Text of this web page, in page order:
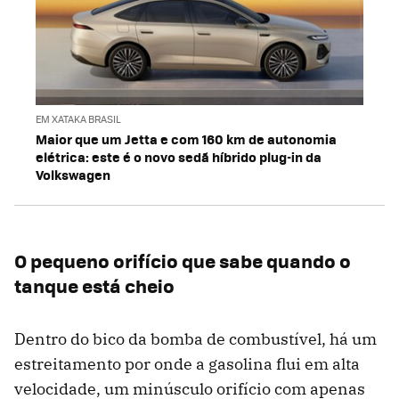
EM XATAKA BRASIL
Maior que um Jetta e com 160 km de autonomia
elétrica: este é o novo sedã híbrido plug-in da
Volkswagen
O pequeno orifício que sabe quando o
tanque está cheio
Dentro do bico da bomba de combustível, há um
estreitamento por onde a gasolina flui em alta
velocidade, um minúsculo orifício com apenas